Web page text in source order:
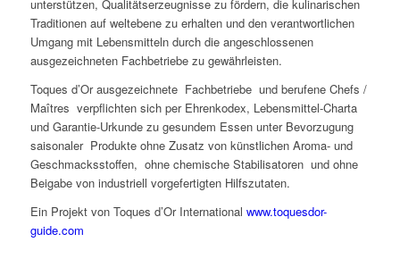
unterstützen, Qualitätserzeugnisse zu fördern, die kulinarischen
Traditionen auf weltebene zu erhalten und den verantwortlichen
Umgang mit Lebensmitteln durch die angeschlossenen
ausgezeichneten Fachbetriebe zu gewährleisten.
Toques d’Or ausgezeichnete Fachbetriebe und berufene Chefs /
Maîtres verpflichten sich per Ehrenkodex, Lebensmittel-Charta
und Garantie-Urkunde zu gesundem Essen unter Bevorzugung
saisonaler Produkte ohne Zusatz von künstlichen Aroma- und
Geschmacksstoffen, ohne chemische Stabilisatoren und ohne
Beigabe von industriell vorgefertigten Hilfszutaten.
Ein Projekt von Toques d’Or International www.toquesdor-
guide.com